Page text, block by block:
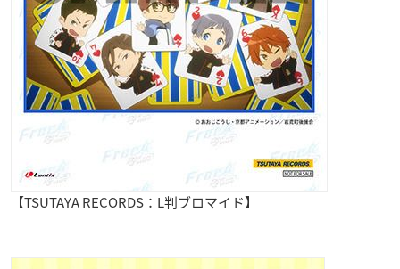
【TSUTAYA RECORDS：L判ブロマイド】